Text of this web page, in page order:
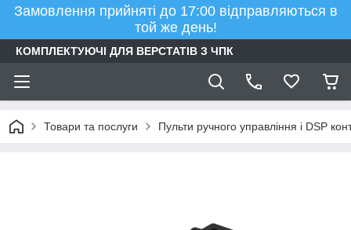
Замовлення прийняті до 17:00 відправляються в
той же день!
КОМПЛЕКТУЮЧІ ДЛЯ ВЕРСТАТІВ З ЧПК
Товари та послуги Пульти ручного управління і DSP